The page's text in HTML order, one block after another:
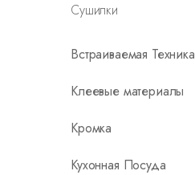
Сушилки
Встраиваемая Техника
Клеевые материалы
Кромка
Кухонная Посуда